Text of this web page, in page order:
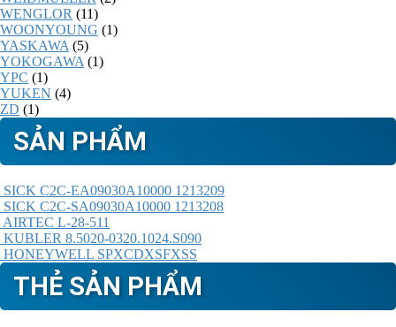
WENGLOR (11)
WOONYOUNG (1)
YASKAWA (5)
YOKOGAWA (1)
YPC (1)
YUKEN (4)
ZD (1)
SẢN PHẨM
SICK C2C-EA09030A10000 1213209
SICK C2C-SA09030A10000 1213208
AIRTEC L-28-511
KUBLER 8.5020-0320.1024.S090
HONEYWELL SPXCDXSFXSS
THẺ SẢN PHẨM